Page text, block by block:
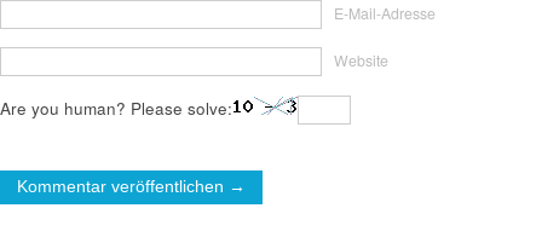
E-Mail-Adresse
Website
Are you human? Please solve: